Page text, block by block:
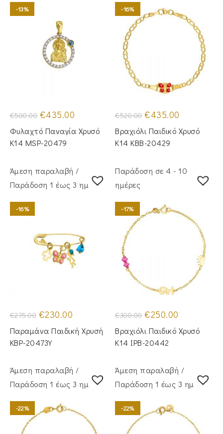
-13%
€500.00 Original
price
was:
€500.00.
€435.00
τιμή
είναι:
Φυλαχτό Παναγία Χρυσό
Κ14 MSP-20479
-16%
€520.00 Original
price
was:
€520.00.
€435.00
τιμή
είναι:
Βραχιόλι Παιδικό Χρυσό
Κ14 KBB-20429
Άμεση παραλαβή /
Παράδoση 1 έως 3 ημέρες
-16%
€275.00 Original
price
was:
€275.00.
€230.00
τιμή
είναι:
Παραμάνα Παιδική Χρυσή
KBP-20473Υ
Παράδοση σε 4 - 10
ημέρες
-17%
€300.00 Original
price
was:
€300.00.
€250.00
τιμή
είναι:
Βραχιόλι Παιδικό Χρυσό
Κ14 IPB-20442
Άμεση παραλαβή /
Παράδoση 1 έως 3 ημέρες
-22%
Άμεση παραλαβή /
Παράδoση 1 έως 3 ημέρες
-22%